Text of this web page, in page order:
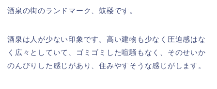
酒泉の街のランドマーク、鼓楼です。
酒泉は人が少ない印象です。高い建物も少なく圧迫感はな
く広々としていて、ゴミゴミした喧騒もなく、そのせいか
のんびりした感じがあり、住みやすそうな感じがします。